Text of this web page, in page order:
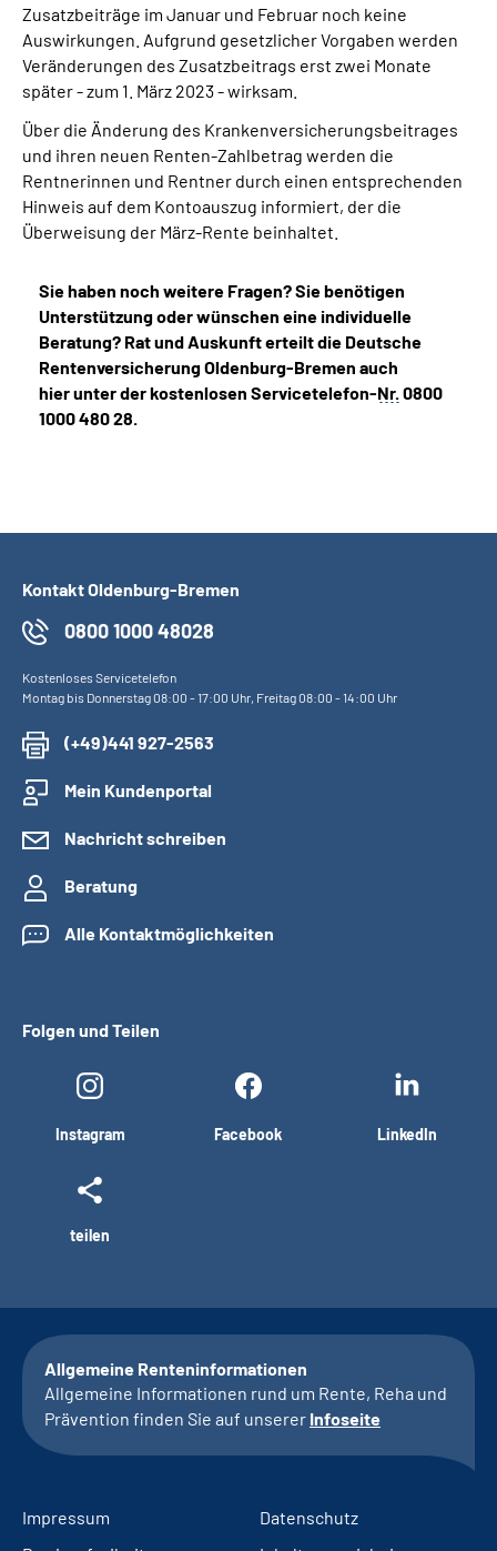
Zusatzbeiträge im Januar und Februar noch keine
Auswirkungen. Aufgrund gesetzlicher Vorgaben werden
Veränderungen des Zusatzbeitrags erst zwei Monate
später - zum 1. März 2023 - wirksam.
Über die Änderung des Krankenversicherungsbeitrages
und ihren neuen Renten-Zahlbetrag werden die
Rentnerinnen und Rentner durch einen entsprechenden
Hinweis auf dem Kontoauszug informiert, der die
Überweisung der März-Rente beinhaltet.
Sie haben noch weitere Fragen? Sie benötigen
Unterstützung oder wünschen eine individuelle
Beratung? Rat und Auskunft erteilt die Deutsche
Rentenversicherung Oldenburg-Bremen auch
hier unter der kostenlosen Servicetelefon-Nr.0800
1000 480 28.
Kontakt Oldenburg-Bremen
0800 1000 48028
Kostenloses Servicetelefon
Montag bis Donnerstag 08:00 - 17:00 Uhr, Freitag 08:00 - 14:00 Uhr
(+49)441 927-2563
Mein Kundenportal
Nachricht schreiben
Beratung
Alle Kontaktmöglichkeiten
Folgen und Teilen
Instagram Facebook LinkedIn
teilen
Allgemeine Renteninformationen
Allgemeine Informationen rund um Rente, Reha und
Prävention finden Sie auf unserer Infoseite
Impressum
Datenschutz